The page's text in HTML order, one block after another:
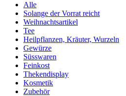
Alle
Solange der Vorrat reicht
Weihnachtsartikel
Tee
Heilpflanzen, Kräuter, Wurzeln
Gewürze
Süsswaren
Feinkost
Thekendisplay
Kosmetik
Zubehör